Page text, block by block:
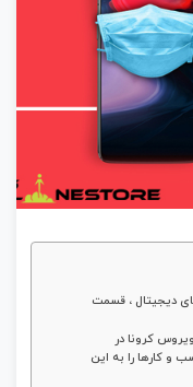
دیجیتال ، قسمت
کرونا در
و کارها را به این